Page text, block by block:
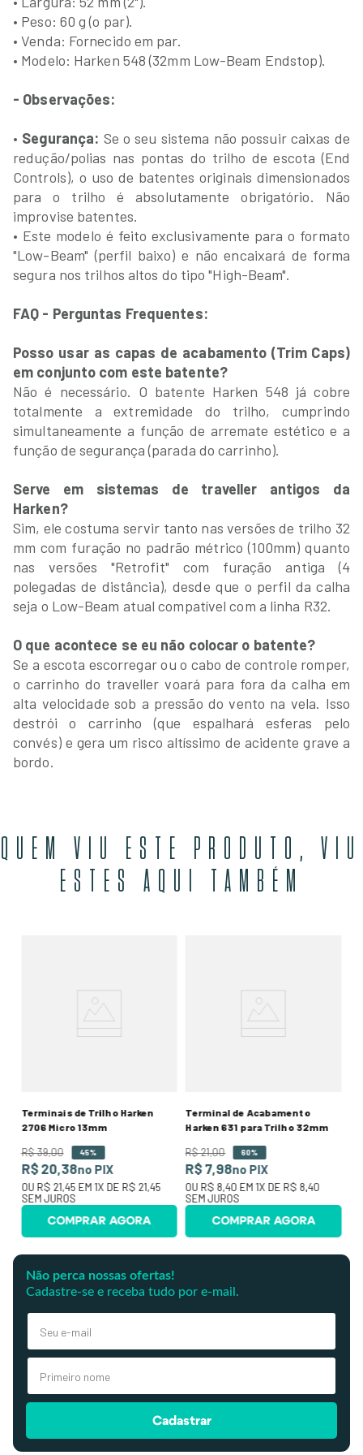
• Peso: 60 g (o par).
• Venda: Fornecido em par.
• Modelo: Harken 548 (32mm Low-Beam Endstop).
- Observações:
• Segurança: Se o seu sistema não possuir caixas de
redução/polias nas pontas do trilho de escota (End
Controls), o uso de batentes originais dimensionados
para o trilho é absolutamente obrigatório. Não
improvise batentes.
• Este modelo é feito exclusivamente para o formato
"Low-Beam" (perfil baixo) e não encaixará de forma
segura nos trilhos altos do tipo "High-Beam".
FAQ - Perguntas Frequentes:
Posso usar as capas de acabamento (Trim Caps)
em conjunto com este batente?
Não é necessário. O batente Harken 548 já cobre
totalmente a extremidade do trilho, cumprindo
simultaneamente a função de arremate estético e a
função de segurança (parada do carrinho).
Serve em sistemas de traveller antigos da
Harken?
Sim, ele costuma servir tanto nas versões de trilho 32
mm com furação no padrão métrico (100mm) quanto
nas versões "Retrofit" com furação antiga (4
polegadas de distância), desde que o perfil da calha
seja o Low-Beam atual compatível com a linha R32.
O que acontece se eu não colocar o batente?
Se a escota escorregar ou o cabo de controle romper,
o carrinho do traveller voará para fora da calha em
alta velocidade sob a pressão do vento na vela. Isso
destrói o carrinho (que espalhará esferas pelo
convés) e gera um risco altíssimo de acidente grave a
bordo.
QUEM VIU ESTE PRODUTO, VIU
ESTES AQUI TAMBÉM
Terminais de Trilho Harken
2706 Micro 13mm
R$39,00 45%
R$ 20,38no PIX
OU R$ 21,45 EM1X DE R$ 21,45
SEM JUROS
COMPRAR AGORA
Terminal de Acabamento
Harken 631 para Trilho 32mm
R$21,00 60%
R$ 7,98no PIX
OU R$ 8,40 EM1X DE R$ 8,40
SEM JUROS
COMPRAR AGORA
Não perca nossas ofertas!
Cadastre-se e receba tudo por e-mail.
Cadastrar